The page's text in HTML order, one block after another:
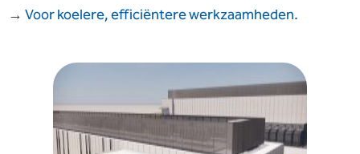
→ Voor koelere, efficiëntere werkzaamheden.